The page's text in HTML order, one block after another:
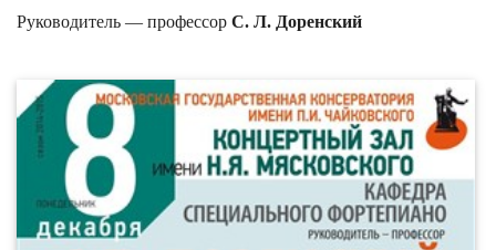
Руководитель — профессор С. Л. Доренский